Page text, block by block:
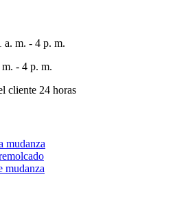
a. m. - 4 p. m.
- 4 p. m.
cliente 24 horas
mudanza
mudanza